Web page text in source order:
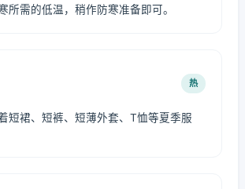
所需的低温，稍作防寒准备即可。
热
短裙、短裤、短薄外套、T恤等夏季服